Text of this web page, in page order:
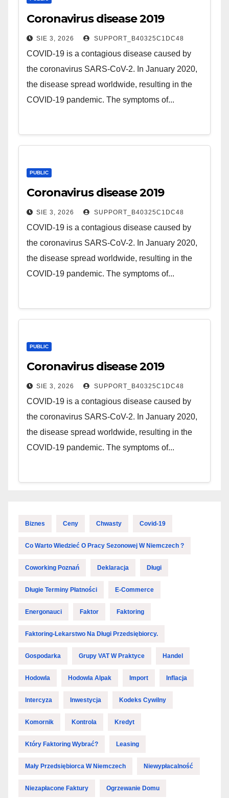
Coronavirus disease 2019
SIE 3, 2026 SUPPORT_B40325C1DC48
COVID-19 is a contagious disease caused by
the coronavirus SARS-CoV-2. In January 2020,
the disease spread worldwide, resulting in the
COVID-19 pandemic. The symptoms of...
PUBLIC
Coronavirus disease 2019
SIE 3, 2026 SUPPORT_B40325C1DC48
COVID-19 is a contagious disease caused by
the coronavirus SARS-CoV-2. In January 2020,
the disease spread worldwide, resulting in the
COVID-19 pandemic. The symptoms of...
PUBLIC
Coronavirus disease 2019
SIE 3, 2026 SUPPORT_B40325C1DC48
COVID-19 is a contagious disease caused by
the coronavirus SARS-CoV-2. In January 2020,
the disease spread worldwide, resulting in the
COVID-19 pandemic. The symptoms of...
Biznes Ceny Chwasty Covid-19
Co Warto Wiedzieć O Pracy Sezonowej W Niemczech ?
Coworking Poznań Deklaracja Długi
Długie Terminy Płatności E-Commerce
Energonauci Faktor Faktoring
Faktoring-Lekarstwo Na Długi Przedsiębiorcy.
Gospodarka Grupy VAT W Praktyce Handel
Hodowla Hodowla Alpak Import Inflacja
Intercyza Inwestycja Kodeks Cywilny
Komornik Kontrola Kredyt
Który Faktoring Wybrać? Leasing
Mały Przedsiębiorca W Niemczech Niewypłacalność
Niezapłacone Faktury Ogrzewanie Domu